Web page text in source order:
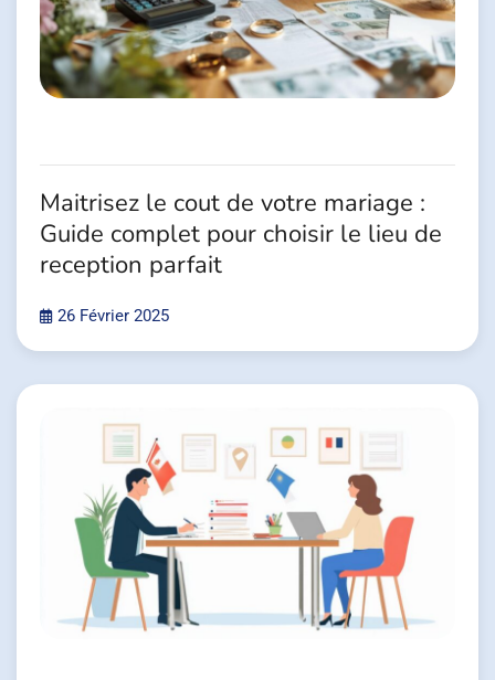
Maitrisez le cout de votre mariage :
Guide complet pour choisir le lieu de
reception parfait
26 Février 2025